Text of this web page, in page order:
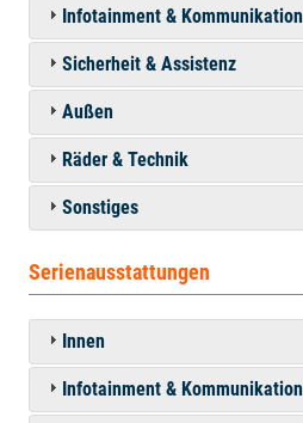
Infotainment & Kommunikation
Sicherheit & Assistenz
Außen
Räder & Technik
Sonstiges
Serienausstattungen
Innen
Infotainment & Kommunikation